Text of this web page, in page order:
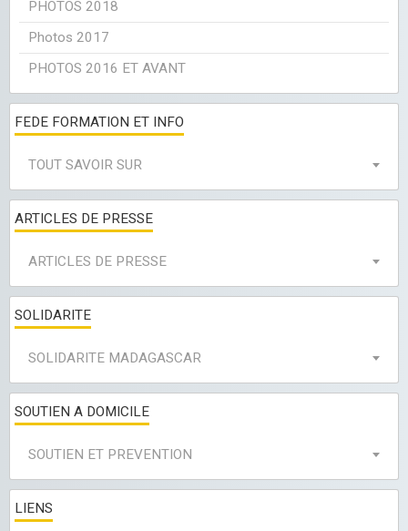
PHOTOS 2018
Photos 2017
PHOTOS 2016 ET AVANT
FEDE FORMATION ET INFO
TOUT SAVOIR SUR
ARTICLES DE PRESSE
ARTICLES DE PRESSE
SOLIDARITE
SOLIDARITE MADAGASCAR
SOUTIEN A DOMICILE
SOUTIEN ET PREVENTION
LIENS